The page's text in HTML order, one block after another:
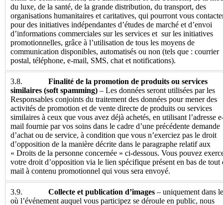
du luxe, de la santé, de la grande distribution, du transport, des
organisations humanitaires et caritatives, qui pourront vous
pour des initiatives indépendantes d’études de marché et d’envoi
d’informations commerciales sur les services et sur les initiatives
promotionnelles, grâce à l’utilisation de tous les moyens de
communication disponibles, automatisés ou non (tels que : courrier
postal, téléphone, e-mail, SMS, chat et notifications).
3.8. Finalité de la promotion de produits ou services
similaires (soft spamming) – Les données seront utilisées par les
Responsables conjoints du traitement des données pour mener des
activités de promotion et de vente directe de produits ou services
similaires à ceux que vous avez déjà achetés, en utilisant l’adresse
mail fournie par vos soins dans le cadre d’une précédente demande
d’achat ou de service, à condition que vous n’exerciez pas le droit
d’opposition de la manière décrite dans le paragraphe relatif aux
« Droits de la personne concernée » ci-dessous. Vous pouvez
votre droit d’opposition via le lien spécifique présent en bas de tout
mail à contenu promotionnel qui vous sera envoyé.
3.9. Collecte et publication d’images – uniquement dans
où l’événement auquel vous participez se déroule en public, nous